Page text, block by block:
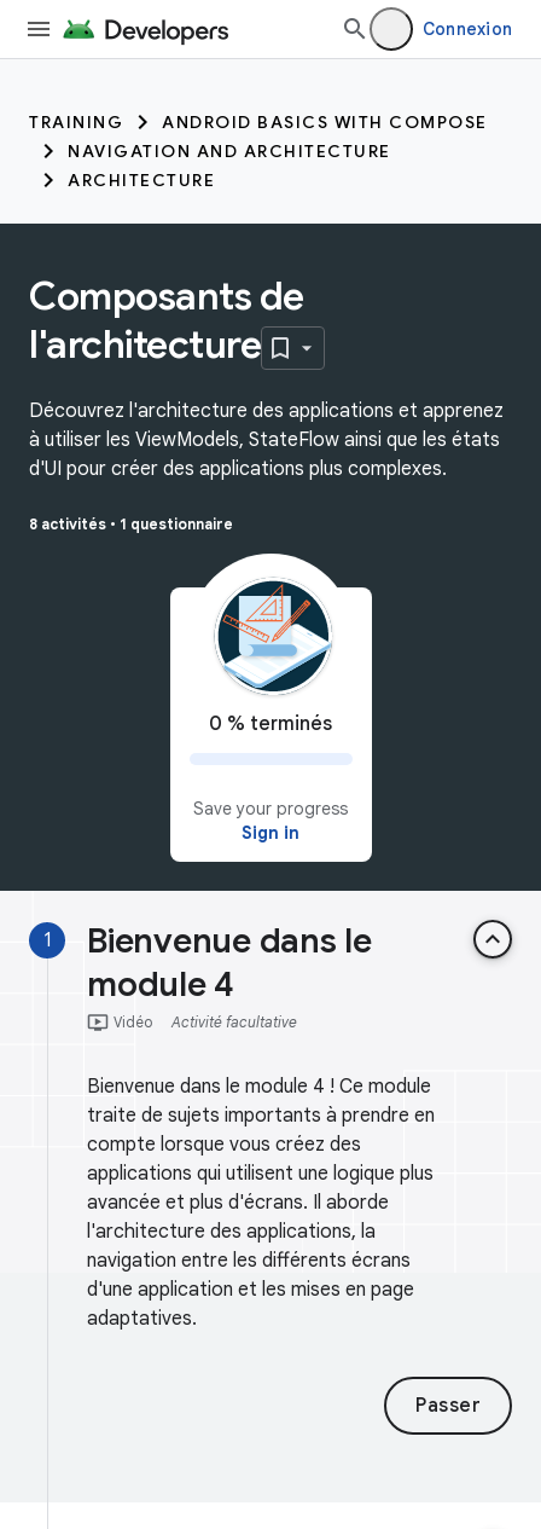
Connexion
TRAINING
ANDROID BASICS WITH COMPOSE
NAVIGATION AND ARCHITECTURE
ARCHITECTURE
Composants de
l'architecture
Découvrez l'architecture des applications et apprenez
à utiliser les ViewModels, StateFlow ainsi que les états
d'UI pour créer des applications plus complexes.
8 activités • 1 questionnaire
0 % terminés
Save your progress
Sign in
1
Bienvenue dans le
module 4
keyboard_arrow_up
ondemand_video Vidéo Activité facultative
Bienvenue dans le module 4 ! Ce module
traite de sujets importants à prendre en
compte lorsque vous créez des
applications qui utilisent une logique plus
avancée et plus d'écrans. Il aborde
l'architecture des applications, la
navigation entre les différents écrans
d'une application et les mises en page
adaptatives.
Passer